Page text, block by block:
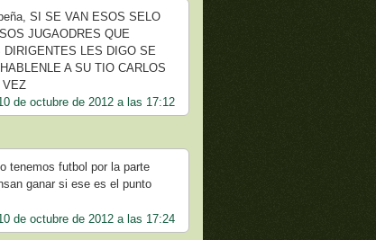
SI SE VAN ESOS SELO
JUGAODRES QUE
LES DIGO SE
A SU TIO CARLOS
VEZ
de octubre de 2012 a las 17:12
tenemos futbol por la parte
ganar si ese es el punto
de octubre de 2012 a las 17:24